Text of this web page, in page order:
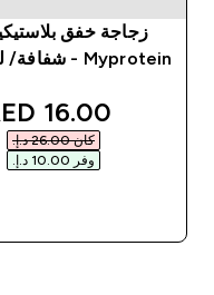
زجاجة خفق
Myprotein - شفافة/ لون أسود
price
16.00 AED‎
كان ‏26.00 د.إ.‏‎
وفر ‏10.00 د.إ.‏‎